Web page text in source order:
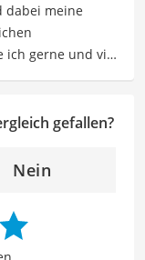
Sicht
dabei meine
ich gerne und viel
Korrektheit zu
eine
meine
optimal
entfalten.
gefallen?
Nein